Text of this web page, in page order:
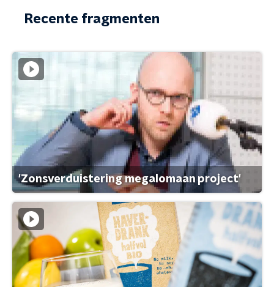
Recente fragmenten
'Zonsverduistering megalomaan project'